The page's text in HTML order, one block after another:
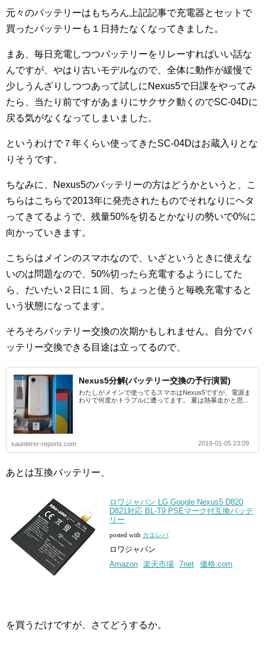
元々のバッテリーはもちろん上記記事で充電器とセットで
買ったバッテリーも１日持たなくなってきました。
まあ、毎日充電しつつバッテリーをリレーすればいい話な
んですが、やはり古いモデルなので、全体に動作が緩慢で
少しうんざりしつつあって試しにNexus5で日課をやってみ
たら、当たり前ですがあまりにサクサク動くのでSC-04Dに
戻る気がなくなってしまいました。
というわけで７年くらい使ってきたSC-04Dはお蔵入りとな
りそうです。
ちなみに、Nexus5のバッテリーの方はどうかというと、こ
ちらはこちらで2013年に発売されたものでそれなりにヘタ
ってきてるようで、残量50%を切るとかなりの勢いで0%に
向かっていきます。
こちらはメインのスマホなので、いざというときに使えな
いのは問題なので、50%切ったら充電するようにしてた
ら、だいたい２日に１回、ちょっと使うと毎晩充電すると
いう状態になってます。
そろそろバッテリー交換の次期かもしれません。自分でバ
ッテリー交換できる目途は立ってるので、
Nexus5分解(バッテリー交換の予行演習)
わたしがメインで使ってるスマホはNexus5ですが、電源ま
わりで何度かトラブルに遭ってます。 夏は熱暴走かと思...
saunterer-reports.com 2019-01-05 23:09
あとは互換バッテリー、
ロワジャパン LG Google Nexus5 D820
D821対応 BL-T9 PSEマーク付互換バッテ
リー
posted with カエレバ
ロワジャパン
Amazon 楽天市場 7net 価格.com
を買うだけですが、さてどうするか。